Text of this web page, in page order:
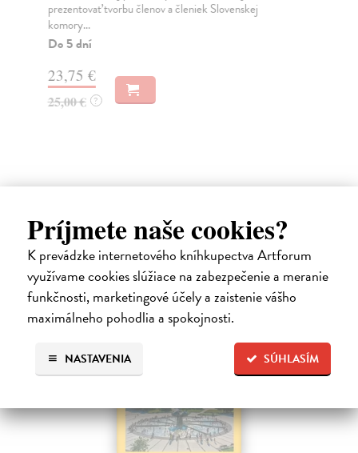
Príjmete naše cookies?
K prevádzke internetového kníhkupectva Artforum
využívame cookies slúžiace na zabezpečenie a meranie
funkčnosti, marketingové účely a zaistenie vášho
maximálneho pohodlia a spokojnosti.
SÚHLASÍM
NASTAVENIA
prezentovať tvorbu členov a členiek Slovenskej
komory...
Do 5 dní
23,75 €
25,00 € ?
Ďalšie z kategórie architektúra
na sklade